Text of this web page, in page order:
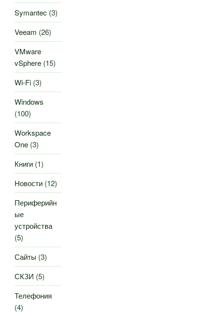
Symantec (3)
Veeam (26)
VMware
vSphere (15)
Wi-Fi (3)
Windows
(100)
Workspace
One (3)
Книги (1)
Новости (12)
Периферийн
ые
устройства
(5)
Сайты (3)
СКЗИ (5)
Телефония
(4)